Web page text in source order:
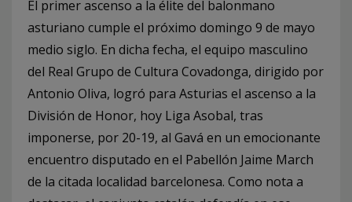
El primer ascenso a la élite del balonmano
asturiano cumple el próximo domingo 9 de mayo
medio siglo. En dicha fecha, el equipo masculino
del Real Grupo de Cultura Covadonga, dirigido por
Antonio Oliva, logró para Asturias el ascenso a la
División de Honor, hoy Liga Asobal, tras
imponerse, por 20-19, al Gavá en un emocionante
encuentro disputado en el Pabellón Jaime March
de la citada localidad barcelonesa. Como nota a